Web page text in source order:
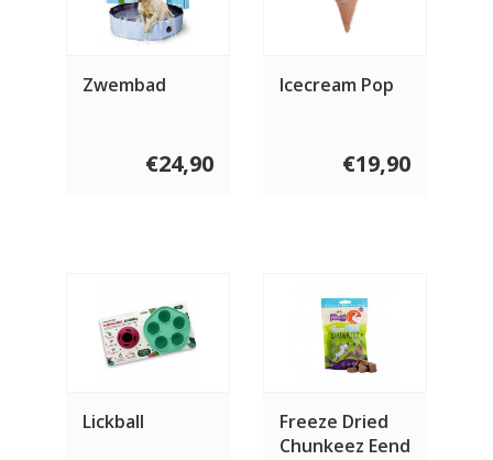
Zwembad
€24,90
Icecream Pop
€19,90
Lickball
Freeze Dried
Chunkeez Eend